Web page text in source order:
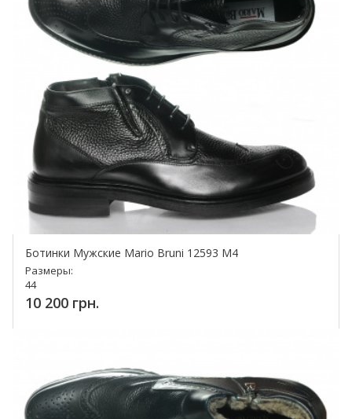
Ботинки Мужские Mario Bruni 12593 M4
Размеры:
44
10 200 грн.